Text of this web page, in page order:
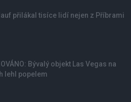
přilákal tisíce lidí nejen z Příbrami
Bývalý objekt Las Vegas na
lehl popelem